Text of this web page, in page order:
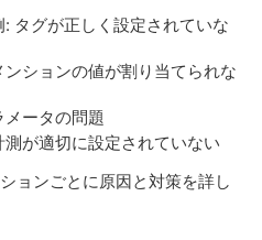
タグが正しく設定されていな
ションの値が割り当てられな
メータの問題
が適切に設定されていない
ョンごとに原因と対策を詳し